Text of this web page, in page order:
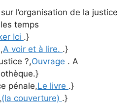
l’organisation de la justice
temps
Ici .}
A voir et à lire. .}
?,Ouvrage . A
pénale,Le livre .}
(la couverture) .}